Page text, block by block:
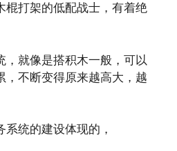
棍打架的低配战士，有着绝
，就像是搭积木一般，可以
，不断变得原来越高大，越
统的建设体现的，